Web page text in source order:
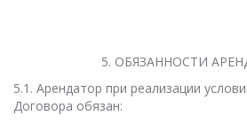
5. ОБЯЗАННОСТИ
5.1. Арендатор при реализации
Договора обязан: